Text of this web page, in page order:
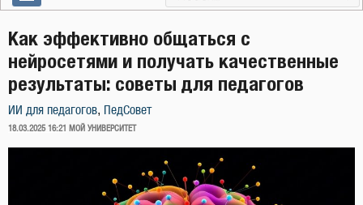
Как эффективно общаться с
нейросетями и получать качественные
результаты: советы для педагогов
ИИ для педагогов, ПедСовет
ОПУБЛИКОВАНО
18.03.2025 16:21 МОЙ УНИВЕРСИТЕТ